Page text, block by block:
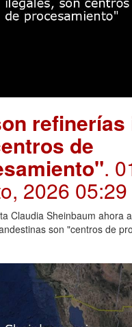
refinerías
de
.
2026 05:29
Claudia Sheinbaum ahora
son "centros de